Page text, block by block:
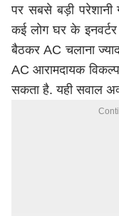
पर सबसे बड़ी परेशानी
कई लोग घर के
बैठकर AC चलाना
AC आरामदायक
सकता है. यही सवाल